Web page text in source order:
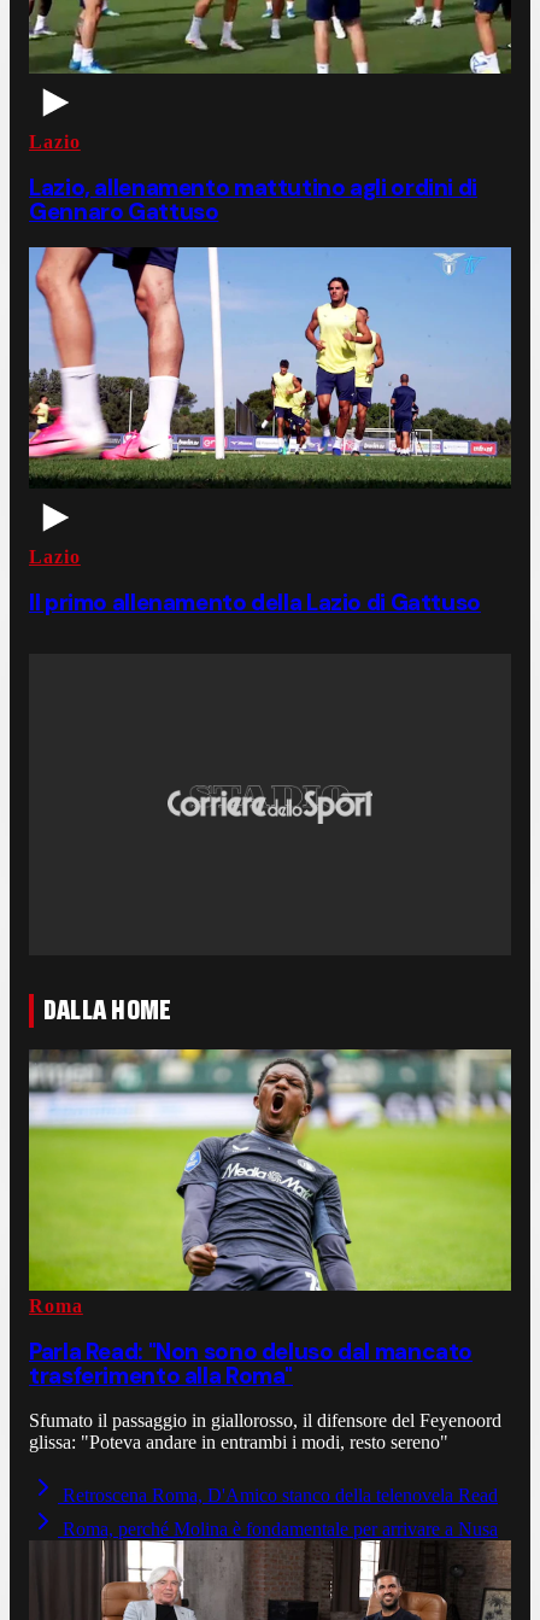
Lazio
Lazio, allenamento mattutino agli ordini di
Gennaro Gattuso
Lazio
Il primo allenamento della Lazio di Gattuso
DALLA HOME
Roma
Parla Read: "Non sono deluso dal mancato
trasferimento alla Roma"
Sfumato il passaggio in giallorosso, il difensore del Feyenoord
glissa: "Poteva andare in entrambi i modi, resto sereno"
Retroscena Roma, D'Amico stanco della telenovela Read
Roma, perché Molina è fondamentale per arrivare a Nusa